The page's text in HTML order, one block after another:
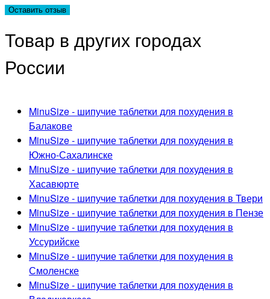
Товар в других городах
России
MinuSize - шипучие таблетки для похудения в
Балакове
MinuSize - шипучие таблетки для похудения в
Южно-Сахалинске
MinuSize - шипучие таблетки для похудения в
Хасавюрте
MinuSize - шипучие таблетки для похудения в Твери
MinuSize - шипучие таблетки для похудения в Пензе
MinuSize - шипучие таблетки для похудения в
Уссурийске
MinuSize - шипучие таблетки для похудения в
Смоленске
MinuSize - шипучие таблетки для похудения в